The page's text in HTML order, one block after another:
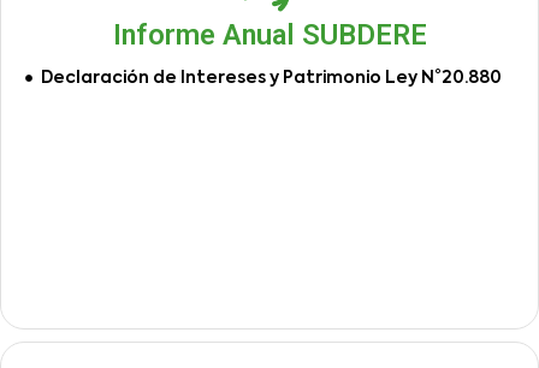
Informe Anual SUBDERE
Declaración de Intereses y Patrimonio Ley N°20.880